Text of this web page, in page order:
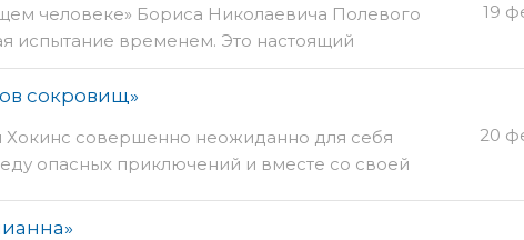
человеке» Бориса Николаевича Полевого
испытание временем. Это настоящий
19
сокровищ»
совершенно неожиданно для себя
опасных приключений и вместе со своей
капитана Флинта.
20